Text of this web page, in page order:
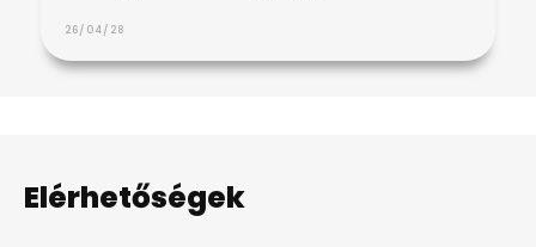
26/04/28
Elérhetőségek